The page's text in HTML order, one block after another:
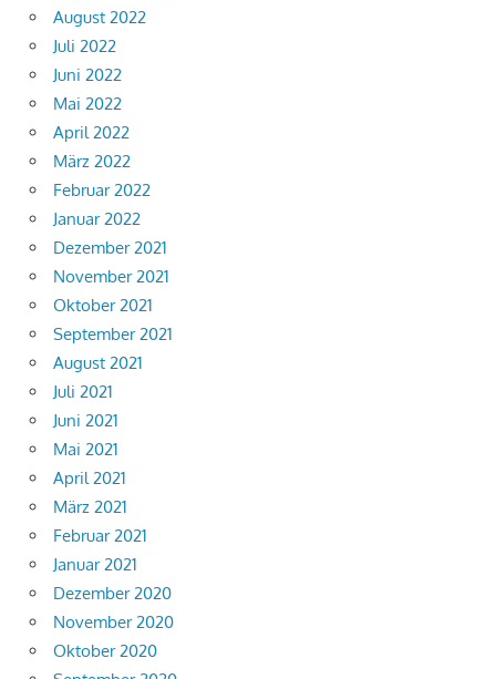
August 2022
Juli 2022
Juni 2022
Mai 2022
April 2022
März 2022
Februar 2022
Januar 2022
Dezember 2021
November 2021
Oktober 2021
September 2021
August 2021
Juli 2021
Juni 2021
Mai 2021
April 2021
März 2021
Februar 2021
Januar 2021
Dezember 2020
November 2020
Oktober 2020